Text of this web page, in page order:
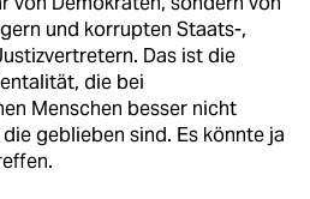
und korrupten Staats-,
Das ist die
die bei
Menschen besser nicht
geblieben sind. Es könnte ja